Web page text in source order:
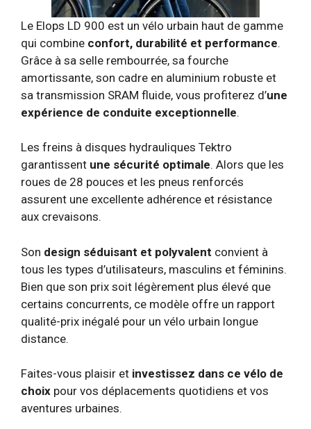
Le Elops LD 900 est un vélo urbain haut de gamme
qui combine confort, durabilité et performance.
Grâce à sa selle rembourrée, sa fourche
amortissante, son cadre en aluminium robuste et
sa transmission SRAM fluide, vous profiterez d’une
expérience de conduite exceptionnelle.
Les freins à disques hydrauliques Tektro
garantissent une sécurité optimale. Alors que les
roues de 28 pouces et les pneus renforcés
assurent une excellente adhérence et résistance
aux crevaisons.
Son design séduisant et polyvalent convient à
tous les types d’utilisateurs, masculins et féminins.
Bien que son prix soit légèrement plus élevé que
certains concurrents, ce modèle offre un rapport
qualité-prix inégalé pour un vélo urbain longue
distance.
Faites-vous plaisir et investissez dans ce vélo de
choix pour vos déplacements quotidiens et vos
aventures urbaines.